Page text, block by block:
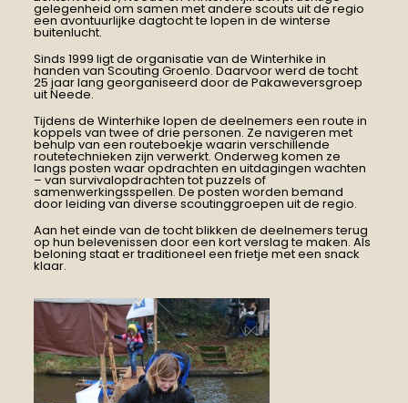
gelegenheid om samen met andere scouts uit de regio
een avontuurlijke dagtocht te lopen in de winterse
buitenlucht.
Sinds 1999 ligt de organisatie van de Winterhike in
handen van Scouting Groenlo. Daarvoor werd de tocht
25 jaar lang georganiseerd door de Pakaweversgroep
uit Neede.
Tijdens de Winterhike lopen de deelnemers een route in
koppels van twee of drie personen. Ze navigeren met
behulp van een routeboekje waarin verschillende
routetechnieken zijn verwerkt. Onderweg komen ze
langs posten waar opdrachten en uitdagingen wachten
– van survivalopdrachten tot puzzels of
samenwerkingsspellen. De posten worden bemand
door leiding van diverse scoutinggroepen uit de regio.
Aan het einde van de tocht blikken de deelnemers terug
op hun belevenissen door een kort verslag te maken. Als
beloning staat er traditioneel een frietje met een snack
klaar.